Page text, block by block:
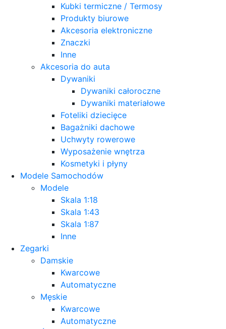
Kubki termiczne / Termosy
Produkty biurowe
Akcesoria elektroniczne
Znaczki
Inne
Akcesoria do auta
Dywaniki
Dywaniki całoroczne
Dywaniki materiałowe
Foteliki dziecięce
Bagażniki dachowe
Uchwyty rowerowe
Wyposażenie wnętrza
Kosmetyki i płyny
Modele Samochodów
Modele
Skala 1:18
Skala 1:43
Skala 1:87
Inne
Zegarki
Damskie
Kwarcowe
Automatyczne
Męskie
Kwarcowe
Automatyczne